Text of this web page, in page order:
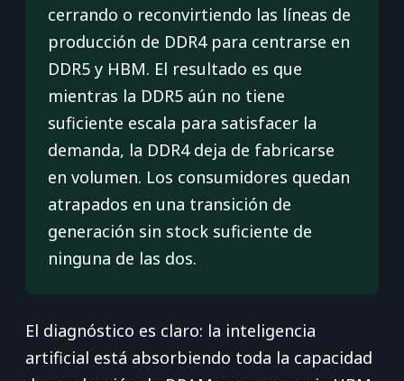
cerrando o reconvirtiendo las líneas de
producción de DDR4 para centrarse en
DDR5 y HBM. El resultado es que
mientras la DDR5 aún no tiene
suficiente escala para satisfacer la
demanda, la DDR4 deja de fabricarse
en volumen. Los consumidores quedan
atrapados en una transición de
generación sin stock suficiente de
ninguna de las dos.
El diagnóstico es claro: la inteligencia
artificial está absorbiendo toda la capacidad